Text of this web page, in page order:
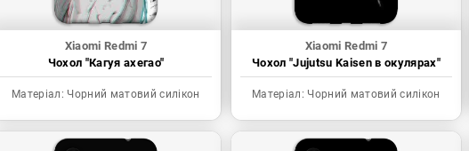
Xiaomi Redmi 7
Чохол "Кагуя ахегао"
Матеріал: Чорний матовий силікон
Xiaomi Redmi 7
Чохол "Jujutsu Kaisen в окулярах"
Матеріал: Чорний матовий силікон